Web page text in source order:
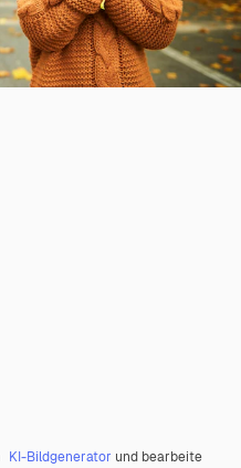
KI-Bildgenerator und bearbeite